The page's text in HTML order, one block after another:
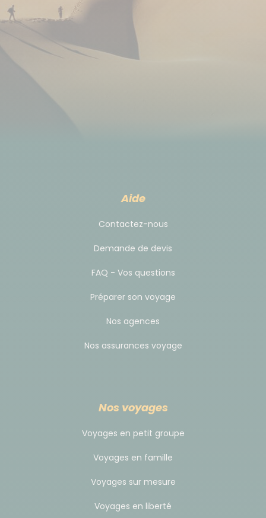
Aide
Contactez-nous
Demande de devis
FAQ - Vos questions
Préparer son voyage
Nos agences
Nos assurances voyage
Nos voyages
Voyages en petit groupe
Voyages en famille
Voyages sur mesure
Voyages en liberté